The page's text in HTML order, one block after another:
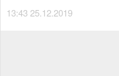
13:43 25.12.2019